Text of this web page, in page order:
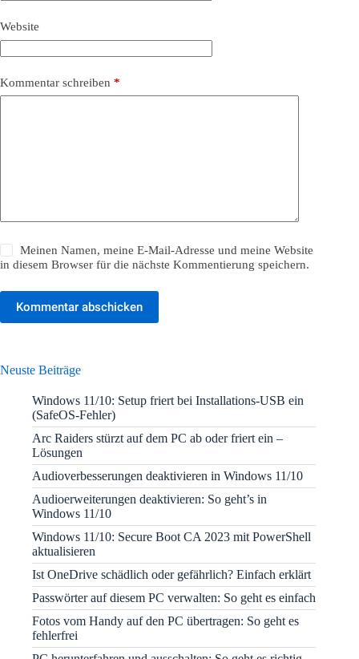
Website
Kommentar schreiben *
Meinen Namen, meine E-Mail-Adresse und meine Website
in diesem Browser für die nächste Kommentierung speichern.
Kommentar abschicken
Neuste Beiträge
Windows 11/10: Setup friert bei Installations-USB ein
(SafeOS-Fehler)
Arc Raiders stürzt auf dem PC ab oder friert ein –
Lösungen
Audioverbesserungen deaktivieren in Windows 11/10
Audioerweiterungen deaktivieren: So geht’s in
Windows 11/10
Windows 11/10: Secure Boot CA 2023 mit PowerShell
aktualisieren
Ist OneDrive schädlich oder gefährlich? Einfach erklärt
Passwörter auf diesem PC verwalten: So geht es einfach
Fotos vom Handy auf den PC übertragen: So geht es
fehlerfrei